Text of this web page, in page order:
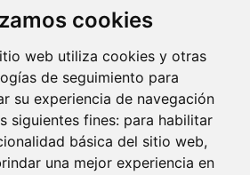
cookies
web utiliza cookies y otras
de seguimiento para
su experiencia de navegación
siguientes fines: para habilitar
básica del sitio web,
una mejor experiencia en
971 726 602
o le llamamos